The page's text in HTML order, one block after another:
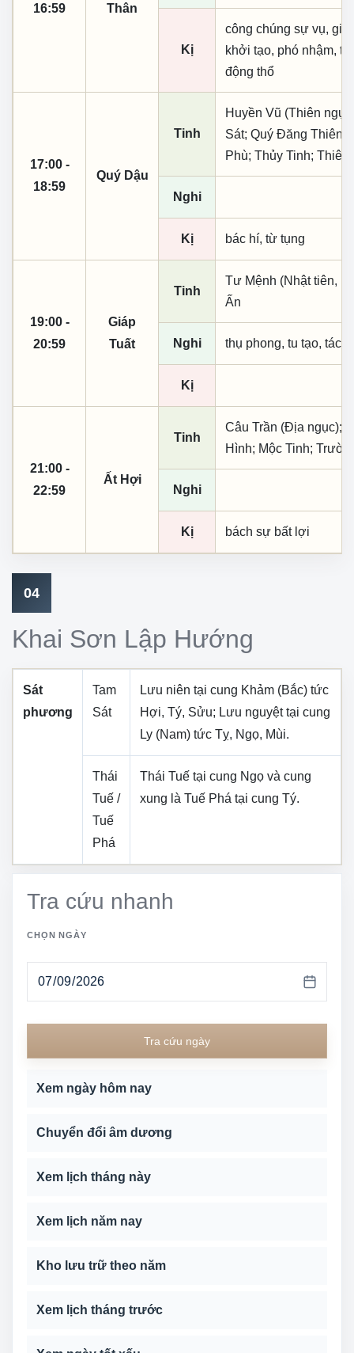
16:59
Thân
Kị
công chúng sự vụ,
khởi tạo, phó nhậm,
động thổ
17:00 -
18:59
Quý Dậu
Tinh
Huyền Vũ (Thiên
Sát; Quý Đăng Thiên
Phù; Thủy Tinh; Thiên
Nghi
Kị bác hí, từ tụng
19:00 -
20:59
Giáp
Tuất
Tinh
Tư Mệnh (Nhật tiên,
Ấn
Nghi thụ phong, tu tạo, tác
Kị
21:00 -
22:59
Ất Hợi
Tinh
Câu Trần (Địa ngục);
Hình; Mộc Tinh;
Nghi
Kị bách sự bất lợi
04
Khai Sơn Lập Hướng
Sát
phương
Tam
Sát
Lưu niên tại cung Khảm (Bắc) tức
Hợi, Tý, Sửu; Lưu nguyệt tại cung
Ly (Nam) tức Tỵ, Ngọ, Mùi.
Thái
Tuế /
Tuế
Phá
Thái Tuế tại cung Ngọ và cung
xung là Tuế Phá tại cung Tý.
Tra cứu nhanh
CHỌN NGÀY
Tra cứu ngày
Xem ngày hôm nay
Chuyển đổi âm dương
Xem lịch tháng này
Xem lịch năm nay
Kho lưu trữ theo năm
Xem lịch tháng trước